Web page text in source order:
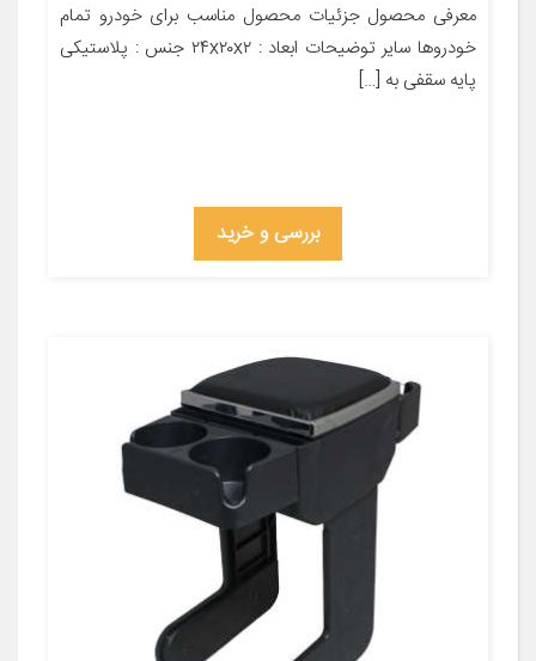
معرفی محصول جزئیات محصول مناسب برای خودرو تمام
خودروها سایر توضیحات ابعاد : ۲۴x۲۰x۲ جنس : پلاستیکی
پایه سقفی به […]
بررسی و خرید